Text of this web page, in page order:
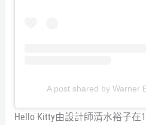
A post shared by Warner
Hello Kitty由設計師清水裕子在